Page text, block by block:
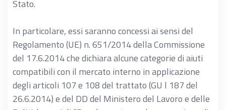
Stato.
In particolare, essi saranno concessi ai sensi del
Regolamento (UE) n. 651/2014 della Commissione
del 17.6.2014 che dichiara alcune categorie di aiuti
compatibili con il mercato interno in applicazione
degli articoli 107 e 108 del trattato (GU l 187 del
26.6.2014) e del DD del Ministero del Lavoro e delle